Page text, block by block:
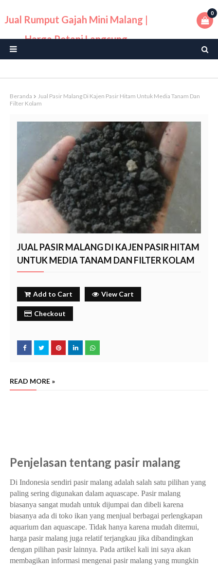
Jual Rumput Gajah Mini Malang |
Harga Petani Langsung
0
Beranda
Jual Pasir Malang Di Kajen Pasir Hitam Untuk Media Tanam Dan
Filter Kolam
JUAL PASIR MALANG DI KAJEN PASIR HITAM
UNTUK MEDIA TANAM DAN FILTER KOLAM
Add to Cart View Cart
Checkout
READ MORE »
Penjelasan tentang pasir malang
Di Indonesia sendiri pasir malang adalah salah satu pilihan yang
paling sering digunakan dalam aquascape. Pasir malang
biasanya sangat mudah untuk dijumpai dan dibeli karena
biasanya ada di toko ikan yang menjual berbagai perlengkapan
aquarium dan aquascape. Tidak hanya karena mudah ditemui,
harga pasir malang juga relatif terjangkau jika dibandingkan
dengan pilihan pasir lainnya. Pada artikel kali ini saya akan
membagikan informasi mengenai pasir malang yang mungkin